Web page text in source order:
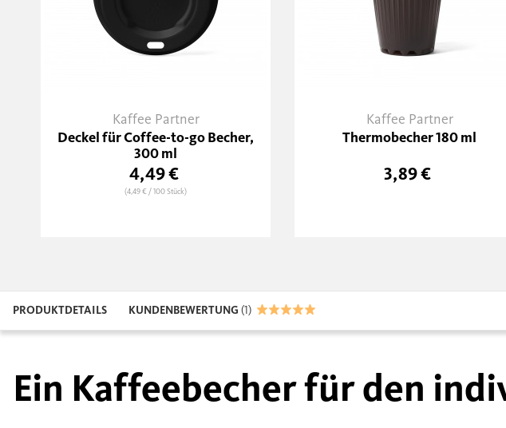
Kaffee Partner
Deckel für Coffee-to-go Becher,
300 ml
4,49 €
(4,49 €/ 100 Stück)
Kaffee Partner
Thermobecher 180 ml
3,89 €
PRODUKTDETAILS KUNDENBEWERTUNG (1)
Ein Kaffeebecher für den